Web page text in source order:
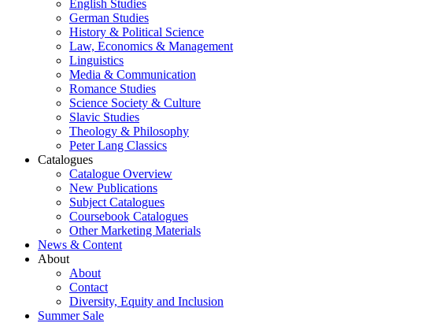
English Studies
German Studies
History & Political Science
Law, Economics & Management
Linguistics
Media & Communication
Romance Studies
Science Society & Culture
Slavic Studies
Theology & Philosophy
Peter Lang Classics
Catalogues
Catalogue Overview
New Publications
Subject Catalogues
Coursebook Catalogues
Other Marketing Materials
News & Content
About
About
Contact
Diversity, Equity and Inclusion
Summer Sale